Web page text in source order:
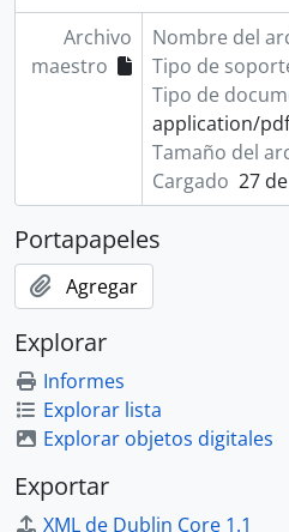
Archivo
maestro
Nombre del
Tipo de
Tipo de
application/pdf
Tamaño del
Cargado 27
Portapapeles
Agregar
Explorar
Informes
Explorar lista
Explorar objetos digitales
Exportar
XML de Dublin Core 1.1